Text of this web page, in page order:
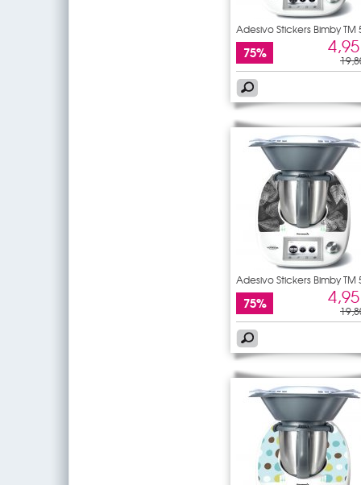
Adesivo Stickers Bimby TM
75%
Adesivo Stickers Bimby TM
75%